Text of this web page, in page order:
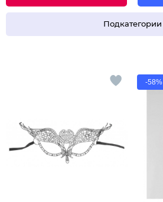
Подкатегории
-58%